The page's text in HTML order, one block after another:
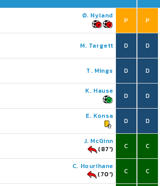
Ø. Nyland
P
M. Targett D
T. Mings D
K. Hause
D
E. Konsa
D
J. McGinn
(87')
C
C. Hourihane
(70')
C
P
D
D
D
D
C
C